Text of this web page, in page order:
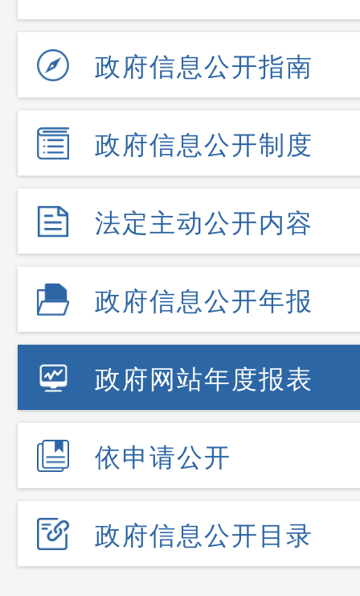
政府信息公开指南
政府信息公开制度
法定主动公开内容
政府信息公开年报
政府网站年度报表
依申请公开
政府信息公开目录